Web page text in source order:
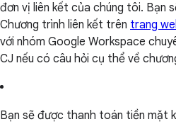
đơn vị liên kết của chúng tôi. Bạn
Chương trình liên kết trên trang
với nhóm Google Workspace
CJ nếu có câu hỏi cụ thể về
Bạn sẽ được thanh toán tiền mặt